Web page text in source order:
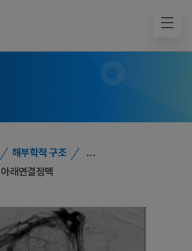
해부학적 구조
...
아래연결정맥